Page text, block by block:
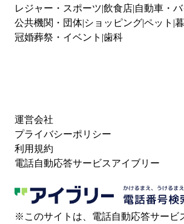
レジャー・スポーツ 飲食店 自動車・
公共機関・団体 ショッピングペット
冠婚葬祭・イベント 歯科
運営会社
プライバシーポリシー
利用規約
電話自動応答サービスアイブリー
※このサイトは、電話自動応答サービ